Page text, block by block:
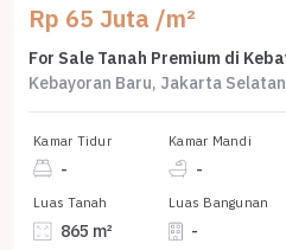
Rp 65 Juta /m²
Kebayoran Baru, Jakarta Selatan
Kamar Tidur
-
Kamar Mandi
-
Luas Tanah
865 m²
Luas Bangunan
-